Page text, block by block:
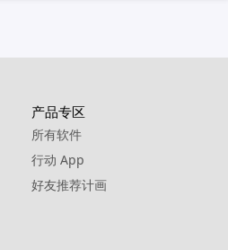
产品专区
所有软件
行动 App
好友推荐计画